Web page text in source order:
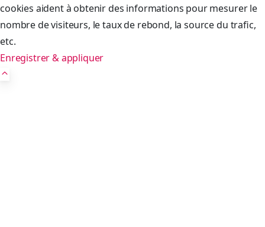
cookies aident à obtenir des informations pour mesurer le
nombre de visiteurs, le taux de rebond, la source du trafic,
etc.
Enregistrer & appliquer